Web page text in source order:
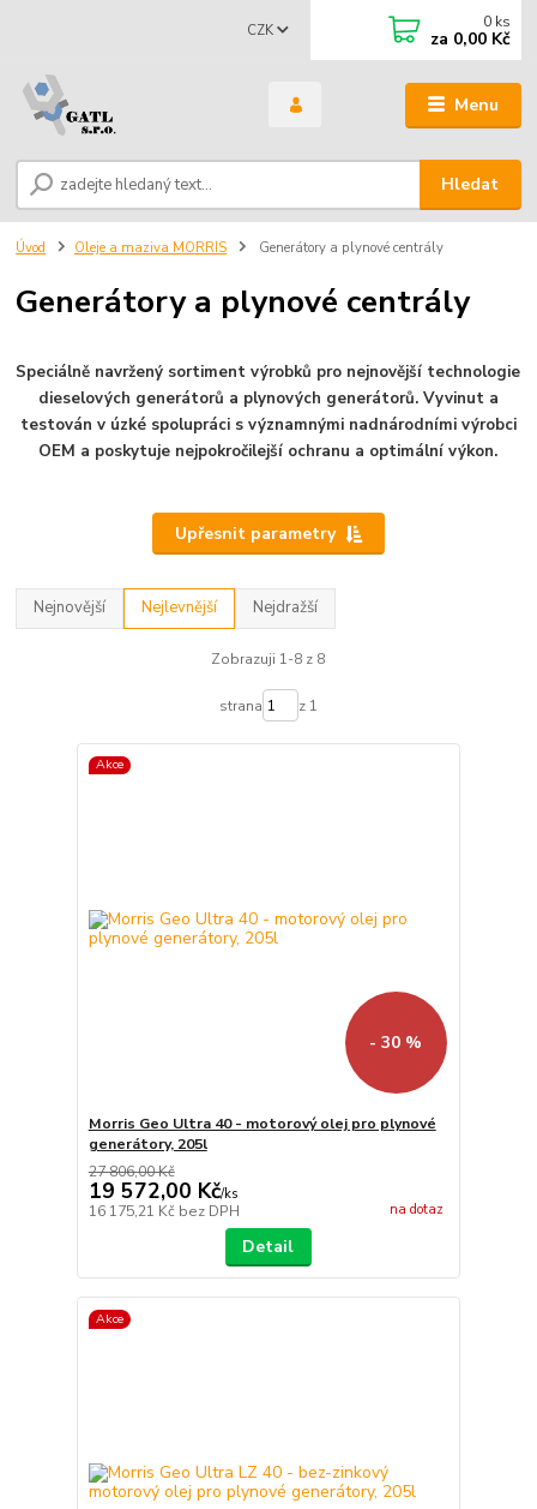
Menu
CZK
Hledat
0 ks
za 0,00 Kč
Úvod Oleje a maziva MORRIS Generátory a plynové centrály
Generátory a plynové centrály
Speciálně navržený sortiment výrobků pro nejnovější technologie
dieselových generátorů a plynových generátorů. Vyvinut a
testován v úzké spolupráci s významnými nadnárodními výrobci
OEM a poskytuje nejpokročilejší ochranu a optimální výkon.
Upřesnit parametry
Nejnovější Nejlevnější Nejdražší
Zobrazuji 1-8 z 8
strana z 1
Akce
- 30 %
Morris Geo Ultra 40 - motorový olej pro plynové
generátory, 205l
27 806,00 Kč
19 572,00 Kč/ks
16 175,21 Kč bez DPH na dotaz
Detail
Akce